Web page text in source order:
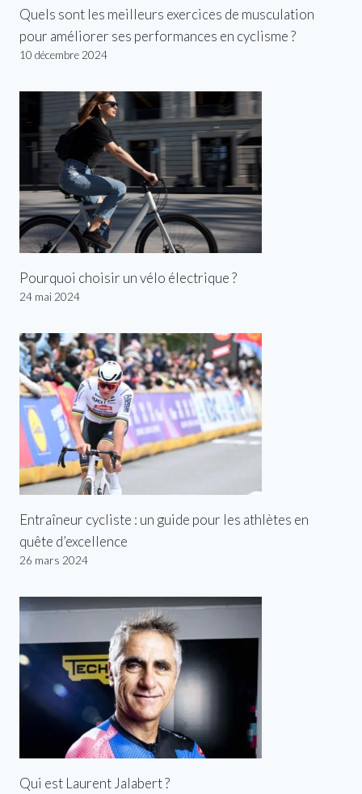
Quels sont les meilleurs exercices de musculation
pour améliorer ses performances en cyclisme ?
10 décembre 2024
Pourquoi choisir un vélo électrique ?
24 mai 2024
Entraîneur cycliste : un guide pour les athlètes en
quête d’excellence
26 mars 2024
Qui est Laurent Jalabert ?